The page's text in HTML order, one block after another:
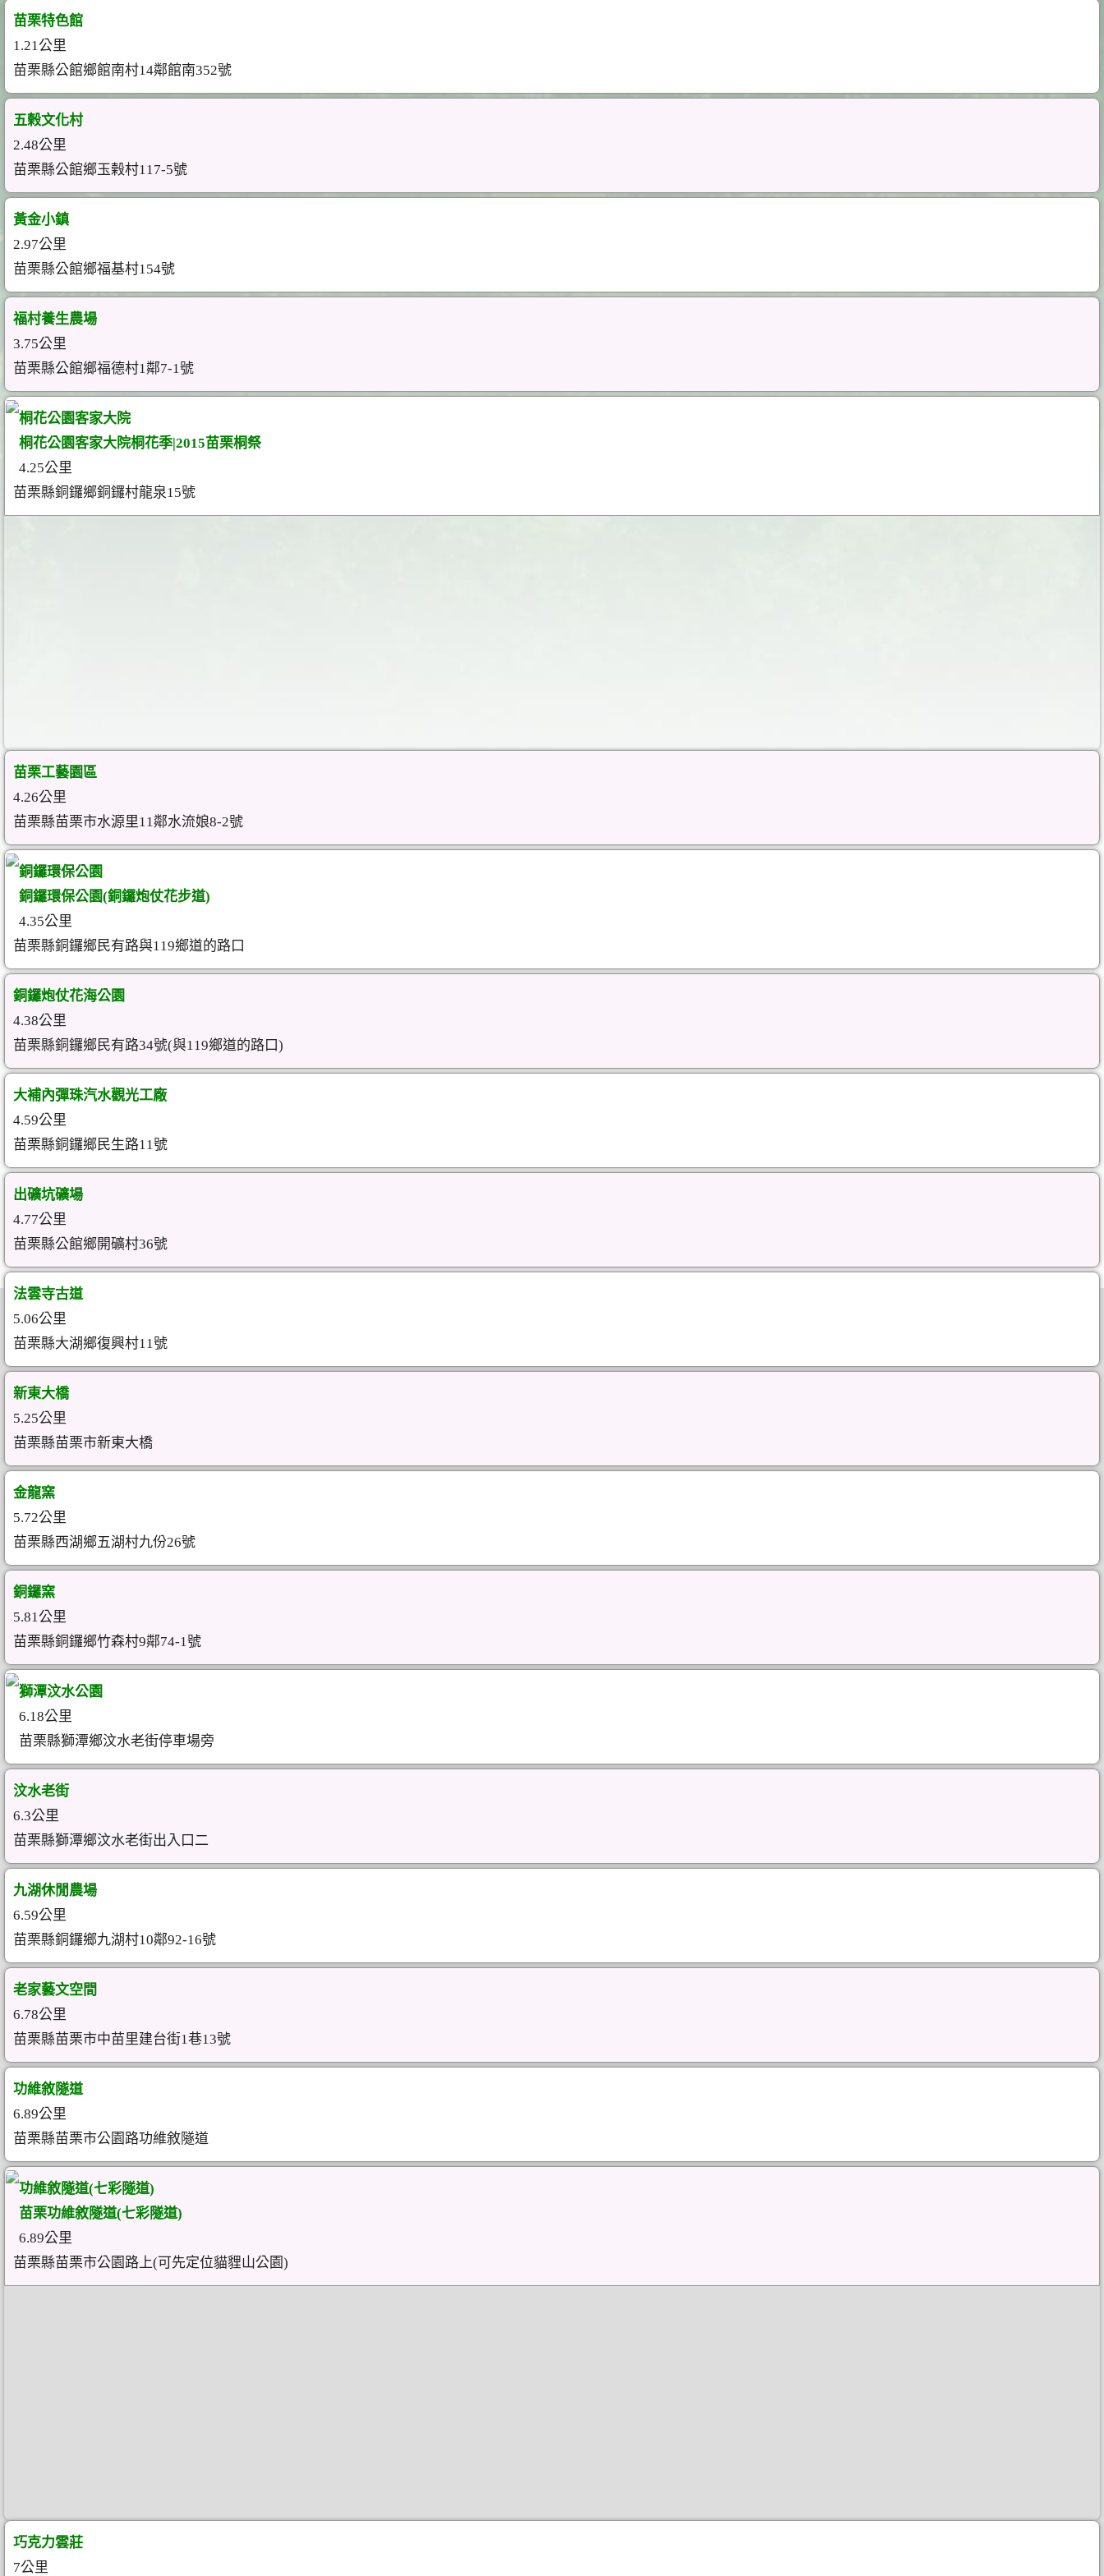
苗栗特色館
1.21公里
苗栗縣公館鄉館南村14鄰館南352號
五榖文化村
2.48公里
苗栗縣公館鄉玉榖村117-5號
黃金小鎮
2.97公里
苗栗縣公館鄉福基村154號
福村養生農場
3.75公里
苗栗縣公館鄉福德村1鄰7-1號
桐花公園客家大院
桐花公園客家大院桐花季|2015苗栗桐祭
4.25公里
苗栗縣銅鑼鄉銅鑼村龍泉15號
苗栗工藝園區
4.26公里
苗栗縣苗栗市水源里11鄰水流娘8-2號
銅鑼環保公園
銅鑼環保公園(銅鑼炮仗花步道)
4.35公里
苗栗縣銅鑼鄉民有路與119鄉道的路口
銅鑼炮仗花海公園
4.38公里
苗栗縣銅鑼鄉民有路34號(與119鄉道的路口)
大補內彈珠汽水觀光工廠
4.59公里
苗栗縣銅鑼鄉民生路11號
出礦坑礦場
4.77公里
苗栗縣公館鄉開礦村36號
法雲寺古道
5.06公里
苗栗縣大湖鄉復興村11號
新東大橋
5.25公里
苗栗縣苗栗市新東大橋
金龍窯
5.72公里
苗栗縣西湖鄉五湖村九份26號
銅鑼窯
5.81公里
苗栗縣銅鑼鄉竹森村9鄰74-1號
獅潭汶水公園
6.18公里
苗栗縣獅潭鄉汶水老街停車場旁
汶水老街
6.3公里
苗栗縣獅潭鄉汶水老街出入口二
九湖休閒農場
6.59公里
苗栗縣銅鑼鄉九湖村10鄰92-16號
老家藝文空間
6.78公里
苗栗縣苗栗市中苗里建台街1巷13號
功維敘隧道
6.89公里
苗栗縣苗栗市公園路功維敘隧道
功維敘隧道(七彩隧道)
苗栗功維敘隧道(七彩隧道)
6.89公里
苗栗縣苗栗市公園路上(可先定位貓貍山公園)
巧克力雲莊
7公里